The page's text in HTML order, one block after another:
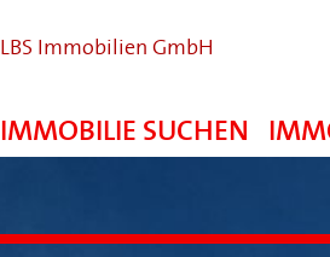
LBS Immobilien GmbH
IMMOBILIE SUCHEN